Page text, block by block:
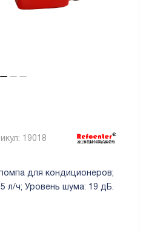
19018
для кондиционеров;
л/ч; Уровень шума: 19 дБ.